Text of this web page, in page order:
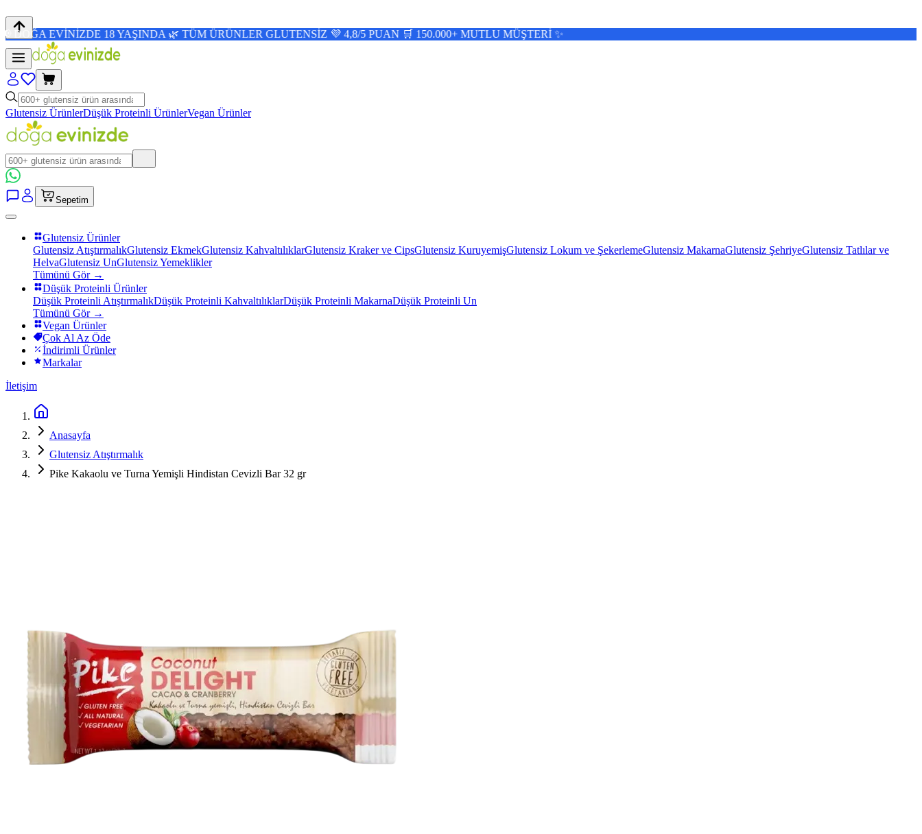
18 YAŞINDA 🌿 TÜM ÜRÜNLER GLUTENSİZ 💜 4,8/5 PUAN 🛒 150.000+ MUTLU MÜŞTERİ ✨
Glutensiz ÜrünlerDüşük Proteinli ÜrünlerVegan Ürünler
Sepetim
Glutensiz Ürünler
Glutensiz AtıştırmalıkGlutensiz EkmekGlutensiz KahvaltılıklarGlutensiz Kraker ve CipsGlutensiz KuruyemişGlutensiz Lokum ve ŞekerlemeGlutensiz MakarnaGlutensiz ŞehriyeGlutensiz Tatlılar ve
HelvaGlutensiz UnGlutensiz Yemeklikler
Tümünü Gör →
Düşük Proteinli Ürünler
Düşük Proteinli AtıştırmalıkDüşük Proteinli KahvaltılıklarDüşük Proteinli MakarnaDüşük Proteinli Un
Tümünü Gör →
Vegan Ürünler
Çok Al Az Öde
İndirimli Ürünler
Markalar
İletişim
Anasayfa
Glutensiz Atıştırmalık
Pike Kakaolu ve Turna Yemişli Hindistan Cevizli Bar 32 gr